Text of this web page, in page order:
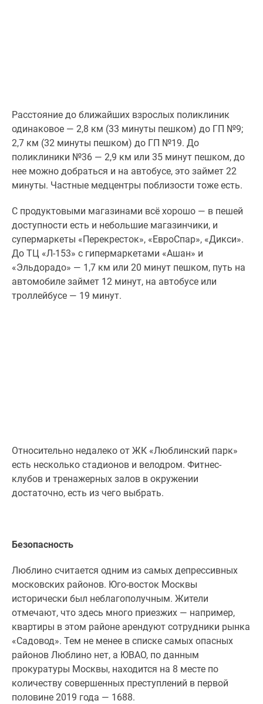
Расстояние до ближайших взрослых поликлиник
одинаковое — 2,8 км (33 минуты пешком) до ГП №9;
2,7 км (32 минуты пешком) до ГП №19. До
поликлиники №36 — 2,9 км или 35 минут пешком, до
нее можно добраться и на автобусе, это займет 22
минуты. Частные медцентры поблизости тоже есть.
С продуктовыми магазинами всё хорошо — в пешей
доступности есть и небольшие магазинчики, и
супермаркеты «Перекресток», «ЕвроСпар», «Дикси».
До ТЦ «Л-153» с гипермаркетами «Ашан» и
«Эльдорадо» — 1,7 км или 20 минут пешком, путь на
автомобиле займет 12 минут, на автобусе или
троллейбусе — 19 минут.
Относительно недалеко от ЖК «Люблинский парк»
есть несколько стадионов и велодром. Фитнес-
клубов и тренажерных залов в окружении
достаточно, есть из чего выбрать.
Безопасность
Люблино считается одним из самых депрессивных
московских районов. Юго-восток Москвы
исторически был неблагополучным. Жители
отмечают, что здесь много приезжих — например,
квартиры в этом районе арендуют сотрудники рынка
«Садовод». Тем не менее в списке самых опасных
районов Люблино нет, а ЮВАО, по данным
прокуратуры Москвы, находится на 8 месте по
количеству совершенных преступлений в первой
половине 2019 года — 1688.